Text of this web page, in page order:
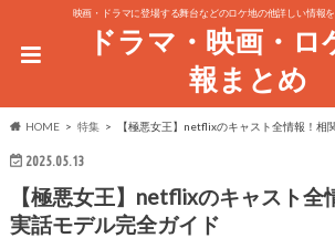
映画・ドラマに登場する舞台などのロケ地の他詳しい情報を
ドラマ・映画・ロ
報まとめ
HOME 特集 【極悪女王】netflixのキャスト全情報！相
2025.05.13
【極悪女王】netflixのキャスト全
実話モデル完全ガイド